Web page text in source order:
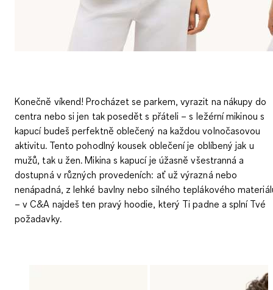
Konečně víkend! Procházet se parkem, vyrazit na nákupy do
centra nebo si jen tak posedět s přáteli – s ležérní mikinou s
kapucí budeš perfektně oblečený na každou volnočasovou
aktivitu. Tento pohodlný kousek oblečení je oblíbený jak u
mužů, tak u žen. Mikina s kapucí je úžasně všestranná a
dostupná v různých provedeních: ať už výrazná nebo
nenápadná, z lehké bavlny nebo silného teplákového
– v C&A najdeš ten pravý hoodie, který Ti padne a splní Tvé
požadavky.